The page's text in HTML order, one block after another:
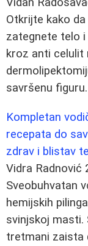
Otkrijte kako
zategnete telo
kroz anti celulit
savršenu figuru.
Kompletan
recepata do
zdrav i blistav
Vidra Radnović
Sveobuhvatan
hemijskih
svinjskoj masti.
tretmani zaista